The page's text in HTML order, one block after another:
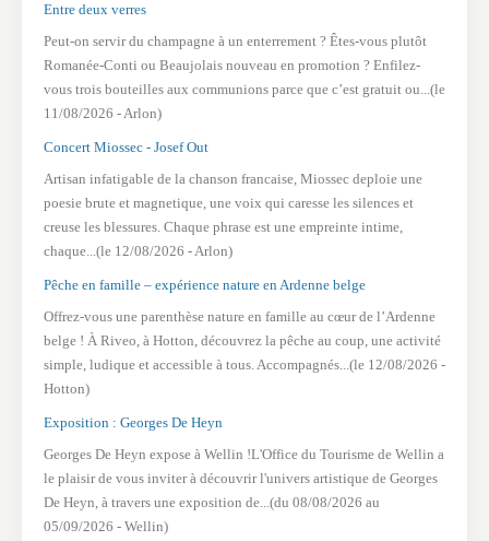
Entre deux verres
Peut-on servir du champagne à un enterrement ? Êtes-vous plutôt
Romanée-Conti ou Beaujolais nouveau en promotion ? Enfilez-
vous trois bouteilles aux communions parce que c’est gratuit ou...(le
11/08/2026 - Arlon)
Concert Miossec - Josef Out
Artisan infatigable de la chanson francaise, Miossec deploie une
poesie brute et magnetique, une voix qui caresse les silences et
creuse les blessures. Chaque phrase est une empreinte intime,
chaque...(le 12/08/2026 - Arlon)
Pêche en famille – expérience nature en Ardenne belge
Offrez-vous une parenthèse nature en famille au cœur de l’Ardenne
belge ! À Riveo, à Hotton, découvrez la pêche au coup, une activité
simple, ludique et accessible à tous. Accompagnés...(le 12/08/2026 -
Hotton)
Exposition : Georges De Heyn
Georges De Heyn expose à Wellin !L'Office du Tourisme de Wellin a
le plaisir de vous inviter à découvrir l'univers artistique de Georges
De Heyn, à travers une exposition de...(du 08/08/2026 au
05/09/2026 - Wellin)